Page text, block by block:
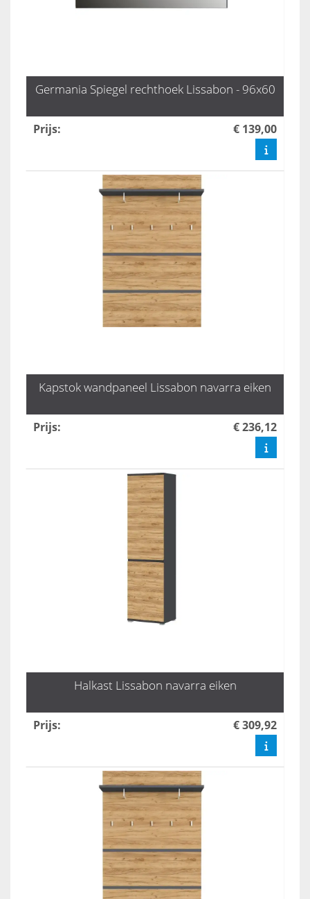
Germania Spiegel rechthoek Lissabon - 96x60
Prijs: € 139,00
Kapstok wandpaneel Lissabon navarra eiken
Prijs: € 236,12
Halkast Lissabon navarra eiken
Prijs: € 309,92